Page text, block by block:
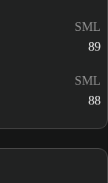
SML
89
SML
88